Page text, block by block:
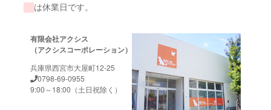
は休業日です。
有限会社アクシス
（アクシスコーポレーション）
兵庫県西宮市大屋町12-25
0798-69-0955
9:00～18:00（土日祝除く）